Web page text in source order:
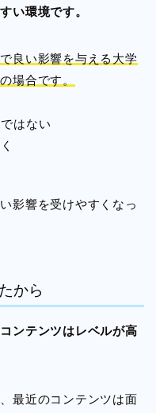
い環境です。
良い影響を与える大学
場合です。
はない
影響を受けやすくなっ
から
ンテンツはレベルが高
最近のコンテンツは面